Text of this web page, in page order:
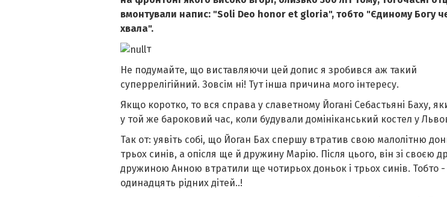
вмонтували напис: "Soli Deo honor et gloria", тобто "Єдиному Богу
хвала".
т
Не подумайте, що виставляючи цей допис я зробився аж такий
суперрелігійний. Зовсім ні! Тут інша причина мого інтересу.
Якщо коротко, то вся справа у славетному Йогані Себастьяні Баху,
у той же бароковий час, коли будували домініканський костел у
Так от: уявіть собі, що Йоган Бах спершу втратив свою малолітню
трьох синів, а опісля ще й дружину Марію. Після цього, він зі своєю
дружиною Анною втратили ще чотирьох доньок і трьох синів. Тобто -
одинадцять рідних дітей..!